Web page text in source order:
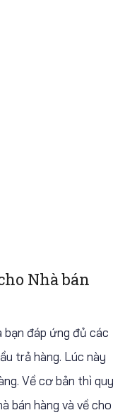
Nhà bán
bạn đáp ứng đủ các
trả hàng. Lúc này
Về cơ bản thì quy
bán hàng và về cho